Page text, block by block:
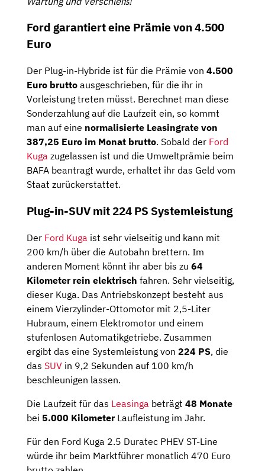
Ford garantiert eine Prämie von 4.500
Euro
Der Plug-in-Hybride ist für die Prämie von 4.500
Euro brutto ausgeschrieben, für die ihr in
Vorleistung treten müsst. Berechnet man diese
Sonderzahlung auf die Laufzeit ein, so kommt
man auf eine normalisierte Leasingrate von
387,25 Euro im Monat brutto. Sobald der Ford
Kuga zugelassen ist und die Umweltprämie beim
BAFA beantragt wurde, erhaltet ihr das Geld vom
Staat zurückerstattet.
Plug-in-SUV mit 224 PS Systemleistung
Der Ford Kuga ist sehr vielseitig und kann mit
200 km/h über die Autobahn brettern. Im
anderen Moment könnt ihr aber bis zu 64
Kilometer rein elektrisch fahren. Sehr vielseitig,
dieser Kuga. Das Antriebskonzept besteht aus
einem Vierzylinder-Ottomotor mit 2,5-Liter
Hubraum, einem Elektromotor und einem
stufenlosen Automatikgetriebe. Zusammen
ergibt das eine Systemleistung von 224 PS, die
das SUV in 9,2 Sekunden auf 100 km/h
beschleunigen lassen.
Die Laufzeit für das Leasinga beträgt 48 Monate
bei 5.000 KilometerLaufleistung im Jahr.
Für den Ford Kuga 2.5 Duratec PHEV ST-Line
würde ihr beim Marktführer monatlich 470 Euro